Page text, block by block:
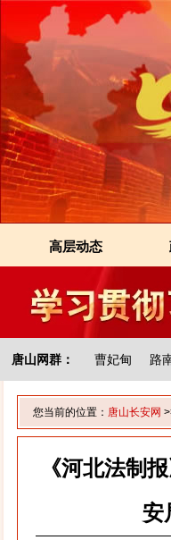
高层动态
唐山网群： 曹妃甸 路
您当前的位置： 唐山长安网
《河北法制
安